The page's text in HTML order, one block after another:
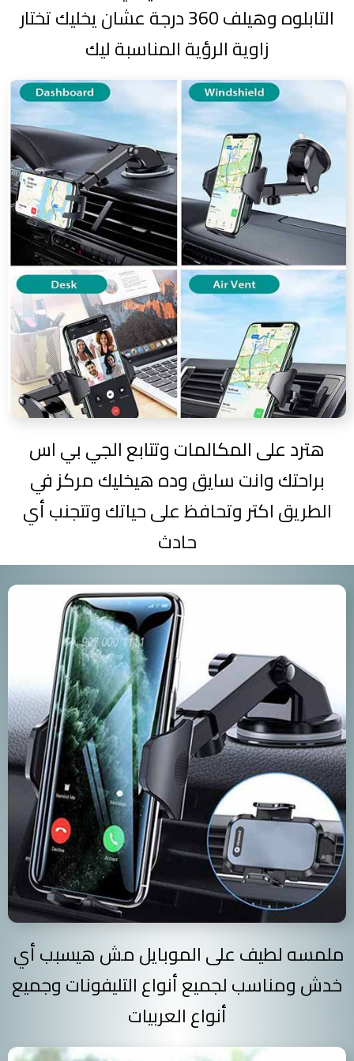
التابلوه وهيلف 360 درجة عشان يخليك تختار
زاوية الرؤية المناسبة ليك
هترد على المكالمات وتتابع الجي بي اس
براحتك وانت سايق وده هيخليك مركز في
الطريق اكتر وتحافظ على حياتك وتتجنب أي
حادث
خدش ومناسب لجميع أنواع التليفونات وجميع
أنواع العربيات